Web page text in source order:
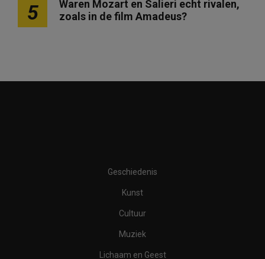
5
Waren Mozart en Salieri echt rivalen,
zoals in de film Amadeus?
Geschiedenis
Kunst
Cultuur
Muziek
Lichaam en Geest